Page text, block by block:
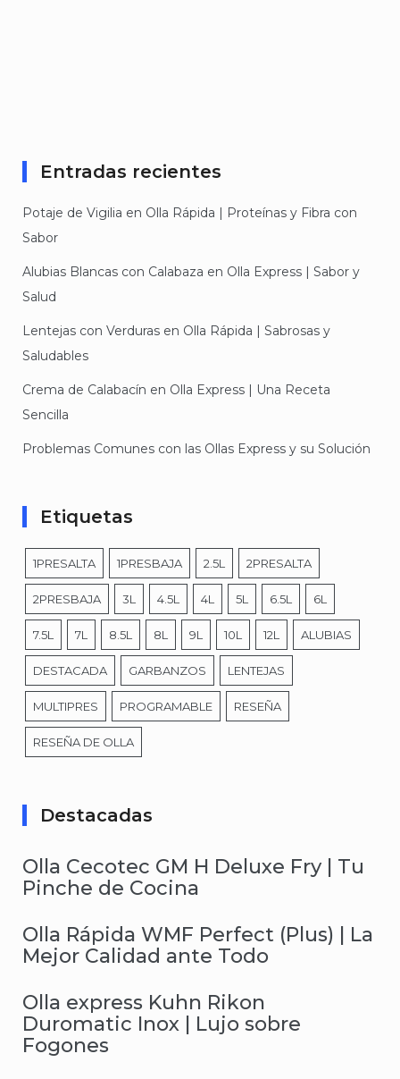
Entradas recientes
Potaje de Vigilia en Olla Rápida | Proteínas y Fibra con
Sabor
Alubias Blancas con Calabaza en Olla Express | Sabor y
Salud
Lentejas con Verduras en Olla Rápida | Sabrosas y
Saludables
Crema de Calabacín en Olla Express | Una Receta
Sencilla
Problemas Comunes con las Ollas Express y su Solución
Etiquetas
1PRESALTA 1PRESBAJA 2.5L 2PRESALTA
2PRESBAJA 3L 4.5L 4L 5L 6.5L 6L
7.5L 7L 8.5L 8L 9L 10L 12L ALUBIAS
DESTACADA GARBANZOS LENTEJAS
MULTIPRES PROGRAMABLE RESEÑA
RESEÑA DE OLLA
Destacadas
Olla Cecotec GM H Deluxe Fry | Tu
Pinche de Cocina
Olla Rápida WMF Perfect (Plus) | La
Mejor Calidad ante Todo
Olla express Kuhn Rikon
Duromatic Inox | Lujo sobre
Fogones